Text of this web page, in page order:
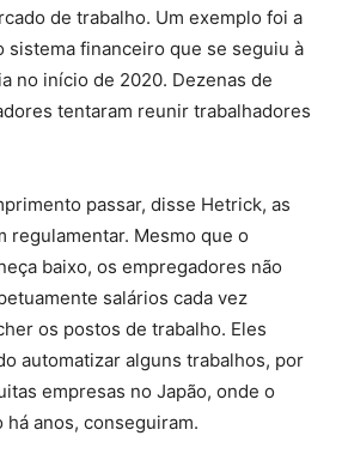
de trabalho. Um exemplo foi a
sistema financeiro que se seguiu à
no início de 2020. Dezenas de
tentaram reunir trabalhadores
passar, disse Hetrick, as
regulamentar. Mesmo que o
baixo, os empregadores não
salários cada vez
os postos de trabalho. Eles
automatizar alguns trabalhos, por
empresas no Japão, onde o
anos, conseguiram.